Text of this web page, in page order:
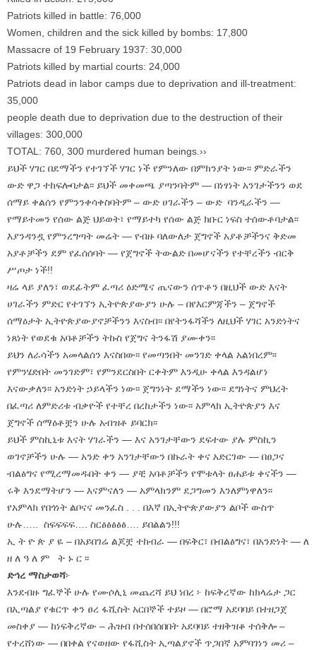
Patriots killed in battle: 76,000
Women, children and the sick killed by bombs: 17,800
Massacre of 19 February 1937: 30,000
Patriots killed by martial courts: 24,000
Patriots dead in labor camps due to deprivation and ill-treatment:
35,000
people death due to deprivation due to the destruction of their
villages: 300,000
TOTAL: 760, 300 murdered human beings.››
ይህች ሃገር በደማችን የተገኘች ሃገር ነች የምንለው በምክንያት ነው፡፡ ምድራችን
ውድ ዋጋ ተከፍሎባታል፡፡ ይህች መቀመጫ ያጣንባትም — በነፃነት አንገታችንን ወደ
ሰማይ ቀልሰን የምንንቀሳቀስባትም – ውድ ሀገራችን – ውድ ባንዲራችን —
የማይተመን የሰው ልጅ ህይወት፣ የማይተካ የሰው ልጅ ክቡር ነፍስ ተሰውቶባታል፡፡
እያንዳንዷ የምንረግጣት መሬት — የብዙ ባለውለታ ጀግኖች አያቶቻችንና ቅድመ
አያቶቻችን ደም የፈሰሰባት — የጀግኖች ትውልድ በመሆናችን የተቸረችን ብርቅ
ሥጦታ ነች!!
ዛሬ ላይ ያለን፣ ወደፊትም ፈጣሪ ዕድሜና ጤናውን ሰጥቶን በዚህች ውድ እናት
ሀገራችን ምድር የተገኘን ኢትዮጵያውያን ሁሉ – በየእርምጃችን – ጀግኖች
ሰማዕታት ኢትዮጵያውያኖቻችንን እናስብ፡፡ በየትንፋሻችን ለዚህች ሃገር አንድነትና
ነጸነት የወደቁ አባቶቻችን ትኩስ የጀግና ትንፋሽ ያሙቀን፡፡
ይህን ለራሳችን አመላልሰን እናስበው፡፡ የመጣንበት መንገድ ቀላል አልነበረም፡፡
የምንሄድበት መንገድም፣ የምንደርስበት ርቀትም እንዲሁ ቀላል እንዳልሆነ
እናውቃለን፡፡ አንድነት ኃይላችን ነው፡፡ ጀግንነት ደማችን ነው፡፡ ደግነትና ምህረት
በፈጣሪ ለምድሪቱ ብቃዮች የተቸረ በረከታችን ነው፡፡ አምላክ ኢትዮጵያን እና
ጀግኖች ሰማዕቶቿን ሁሉ አብዝቶ ይባርክ፡፡
ይህች ምስኪኒቱ እናት ሃገራችን — እና አንገታቸውን ደፍተው ያሉ ምስኪን
ወገኖቻችን ሁሉ — አንድ ቀን አንገታቸውን በኩራት ቀና አድርገው — በፀጋና
ብልፅግና የሚረማመዱበት ቀን — ያቺ አባቶቻችን የሞቱላት ፀሐይቱ ቀናችን —
ሩቅ እንደማትሆን — እናምናለን — አምላክንም ደጋግመን እንለምነዋለን፡፡
የአምላክ የበጎነት ልቦናና መንፈስ . . . በእኛ በኢትዮጵያውያን ልቦች ውስጥ
ሁሉ….. ስፍፍፍፍ…. ስርፅፅፅፅፅ…. ይበልልን!!!
ኢ ት ዮ ጵ ያ ዬ – በአይበገሬ ልጆቿ ተከብራ — በፍቅር፣ በብልፅግና፣ በአንድነት — ለ
ዘ ለ ዓ ለ ም ት ኑ ር ፡፡
ድኅረ ማስታወሻ፦
እንደብዙ ግፈኞች ሁሉ የሙሶሊኒ መጨረሻ ይህ ነበረ ፦ ከፍቅረኛው ከክላሬታ ጋር
በኢጣልያ የቁርጥ ቀን ፀረ ፋሺስት አርበኞች ተይዞ — በሮማ አደባባይ በተዘጋጀ
መስቀያ — ከነፍቅረኛው – ሕዝብ በተሰበሰበበት አደባባይ ተዘቅዝቆ ተሰቅሎ –
የተረሸነው — በበቀል የናወዘው የፋሺስት ኢጣልያኖች ጥጋበኛ አምባገነን መሪ –